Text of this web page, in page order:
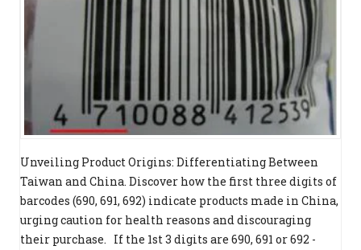
Unveiling Product Origins: Differentiating Between
Taiwan and China. Discover how the first three digits of
barcodes (690, 691, 692) indicate products made in China,
urging caution for health reasons and discouraging
their purchase. If the 1st 3 digits are 690, 691 or 692 -